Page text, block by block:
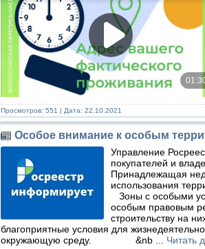
Просмотров: 551 | Дата: 22.10.2021
Особое внимание к особым
Управление
покупателей и
Принадлежащая
Зоны с особыми
особым правовым
строительству на
благоприятные условия для
окружающую среду. &nb
Читать